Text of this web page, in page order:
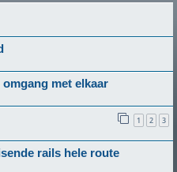
met elkaar
1 2 3
rails hele route